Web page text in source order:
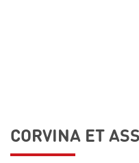
CORVINA ET